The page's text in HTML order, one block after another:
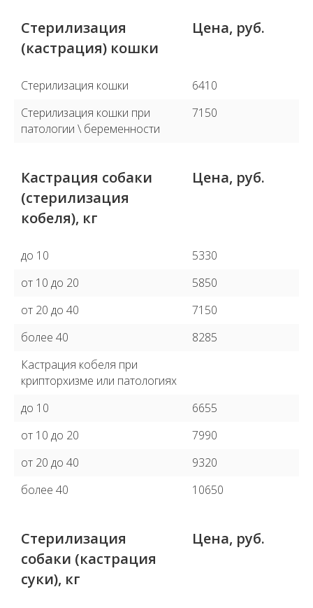
Стерилизация
(кастрация) кошки
Цена, руб.
Стерилизация кошки
6410
Стерилизация кошки при
патологии \ беременности
7150
Кастрация собаки
(стерилизация
кобеля), кг
Цена, руб.
до 10
5330
от 10 до 20
5850
от 20 до 40
7150
более 40
8285
Кастрация кобеля при
крипторхизме или патологиях
до 10
6655
от 10 до 20
7990
от 20 до 40
9320
более 40
10650
Стерилизация
собаки (кастрация
суки), кг
Цена, руб.